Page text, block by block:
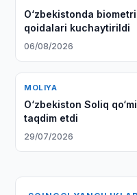
O‘zbekistonda
qoidalari kuchaytirildi
06/08/2026
MOLIYA
O‘zbekiston Soliq
taqdim etdi
29/07/2026